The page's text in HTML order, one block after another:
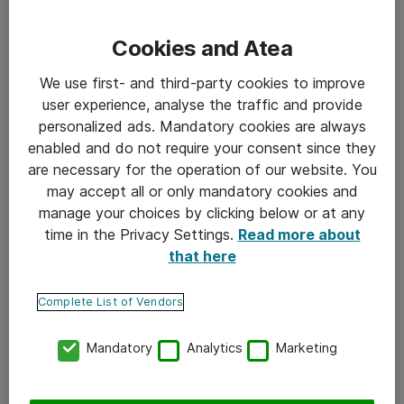
Cookies and Atea
We use first- and third-party cookies to improve
user experience, analyse the traffic and provide
personalized ads. Mandatory cookies are always
enabled and do not require your consent since they
are necessary for the operation of our website. You
may accept all or only mandatory cookies and
manage your choices by clicking below or at any
time in the Privacy Settings. Read more about
that here
Complete List of Vendors
Mandatory Analytics Marketing